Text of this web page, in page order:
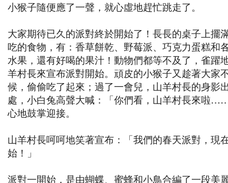
小猴子隨便應了一聲，就心虛地趕忙跳走了。
大家期待已久的派對終於開始了！長長的桌子上擺
吃的食物，有：香草餅乾、野莓派、巧克力蛋糕和
水果，還有好喝的果汁！動物們都等不及了，雀躍
羊村長來宣布派對開始。頑皮的小猴子又趁著大家
候，偷偷吃了起來；過了一會兒，山羊村長的身影
處，小白兔高聲大喊：「你們看，山羊村長來啦
心地鼓掌迎接。
山羊村長呵呵地笑著宣布：「我們的春天派對，現
始！」
派對一開始，是由蝴蝶、蜜蜂和小鳥合編了一段美